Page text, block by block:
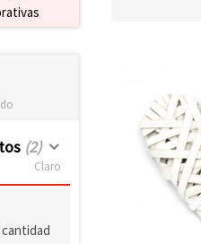
(2)
Claro